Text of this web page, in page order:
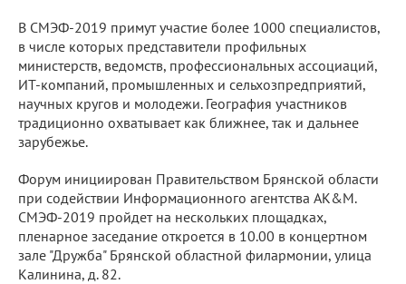
В СМЭФ-2019 примут участие более 1000 специалистов,
в числе которых представители профильных
министерств, ведомств, профессиональных ассоциаций,
ИТ-компаний, промышленных и сельхозпредприятий,
научных кругов и молодежи. География участников
традиционно охватывает как ближнее, так и дальнее
зарубежье.
Форум инициирован Правительством Брянской области
при содействии Информационного агентства AK&M.
СМЭФ-2019 пройдет на нескольких площадках,
пленарное заседание откроется в 10.00 в концертном
зале "Дружба" Брянской областной филармонии, улица
Калинина, д. 82.